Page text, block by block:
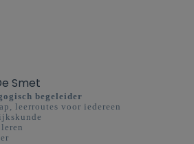
Smet
begeleider
leerroutes voor iedereen